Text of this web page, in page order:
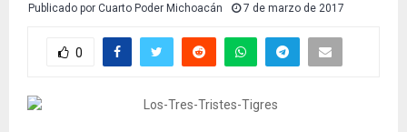
Publicado por Cuarto Poder Michoacán 7 de marzo de 2017
0